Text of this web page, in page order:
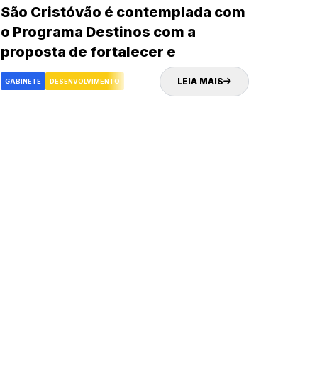
São Cristóvão é contemplada com
o Programa Destinos com a
proposta de fortalecer e
impulsionar o turismo e
desenvolvimento econômico da
GABINETE DESENVOLVIMENTO LEIA MAIS